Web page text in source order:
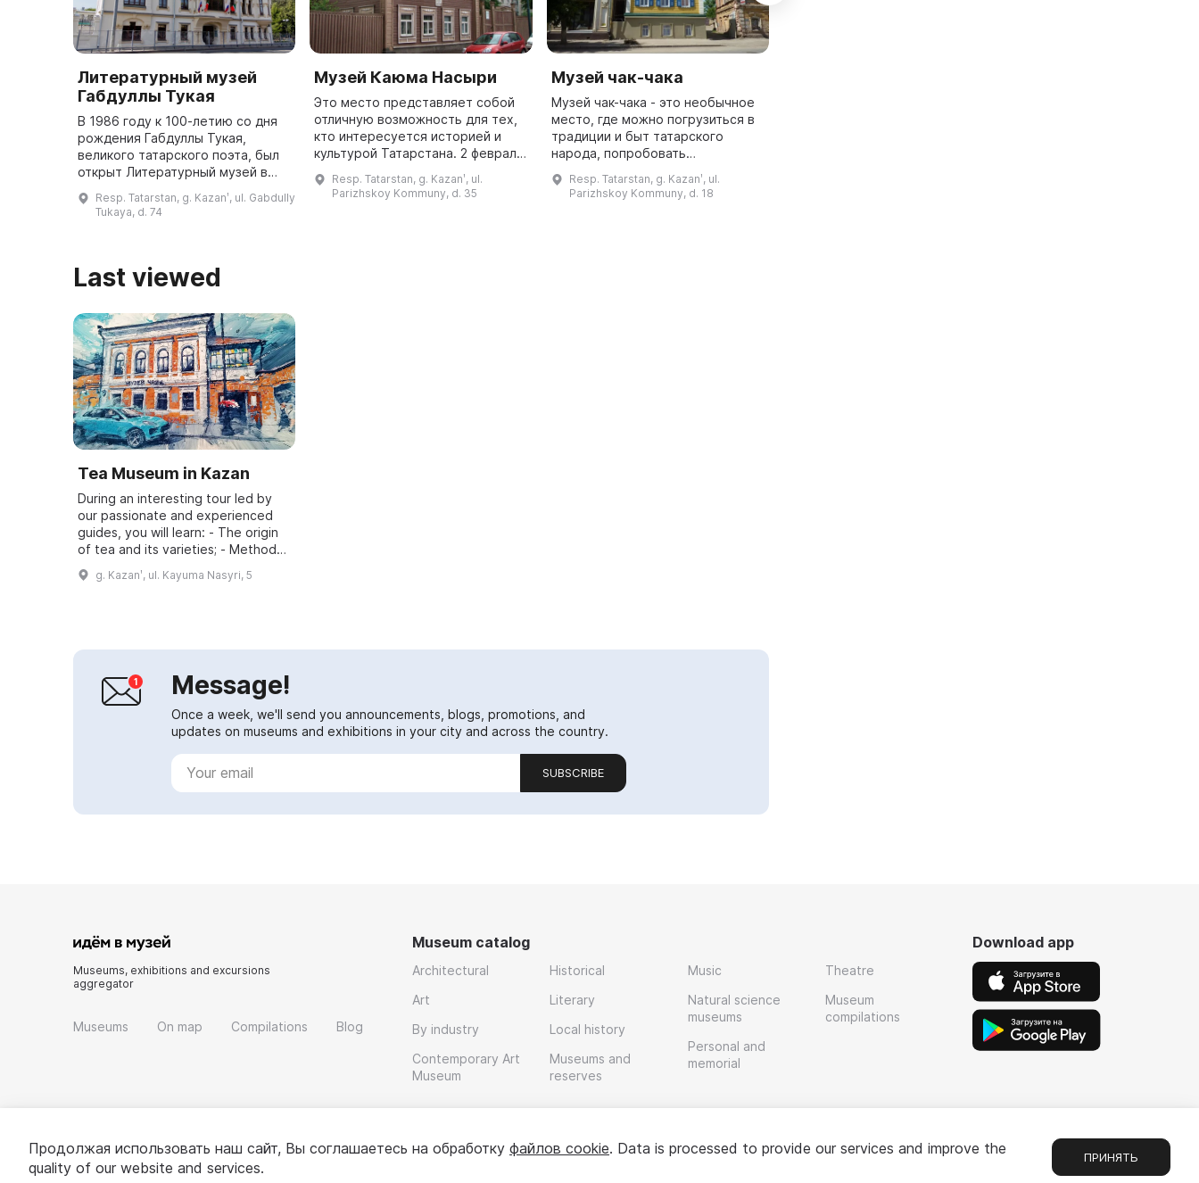
Литературный музей
Габдуллы Тукая
В 1986 году к 100-летию со дня
рождения Габдуллы Тукая,
великого татарского поэта, был
открыт Литературный музей в
века, который называется «дом
Resp. Tatarstan, g. Kazanʹ, ul. Gabdully
Tukaya, d. 74
Музей Каюма Насыри
Это место представляет собой
отличную возможность для тех,
кто интересуется историей и
культурой Татарстана. 2 февраля
музей выдающегося татарского
Resp. Tatarstan, g. Kazanʹ, ul.
Parizhskoy Kommuny, d. 35
Музей чак-чака
Музей чак-чака - это необычное
место, где можно погрузиться в
традиции и быт татарского
народа, попробовать
познакомиться с историей его
возникновения. Открыт в 2014
Resp. Tatarstan, g. Kazanʹ, ul.
Parizhskoy Kommuny, d. 18
Last viewed
Tea Museum in Kazan
During an interesting tour led by
our passionate and experienced
guides, you will learn: - The origin
of tea and its varieties; - Methods
of brewing tea; - The tea route
from China to Russia; - ...
g. Kazanʹ, ul. Kayuma Nasyri, 5
Message!
Once a week, we'll send you announcements, blogs, promotions, and
updates on museums and exhibitions in your city and across the country.
SUBSCRIBE
Museums, exhibitions and excursions
aggregator
Museums On map Compilations Blog
Museum catalog
Architectural
Art
By industry
Contemporary Art
Museum
Historical
Literary
Local history
Museums and
reserves
Music
Natural science
museums
Personal and
memorial
Theatre
Museum
compilations
Download app
Продолжая использовать наш сайт, Вы соглашаетесь на обработку файлов cookie. Data is processed to provide our services and improve the
quality of our website and services.
ПРИНЯТЬ